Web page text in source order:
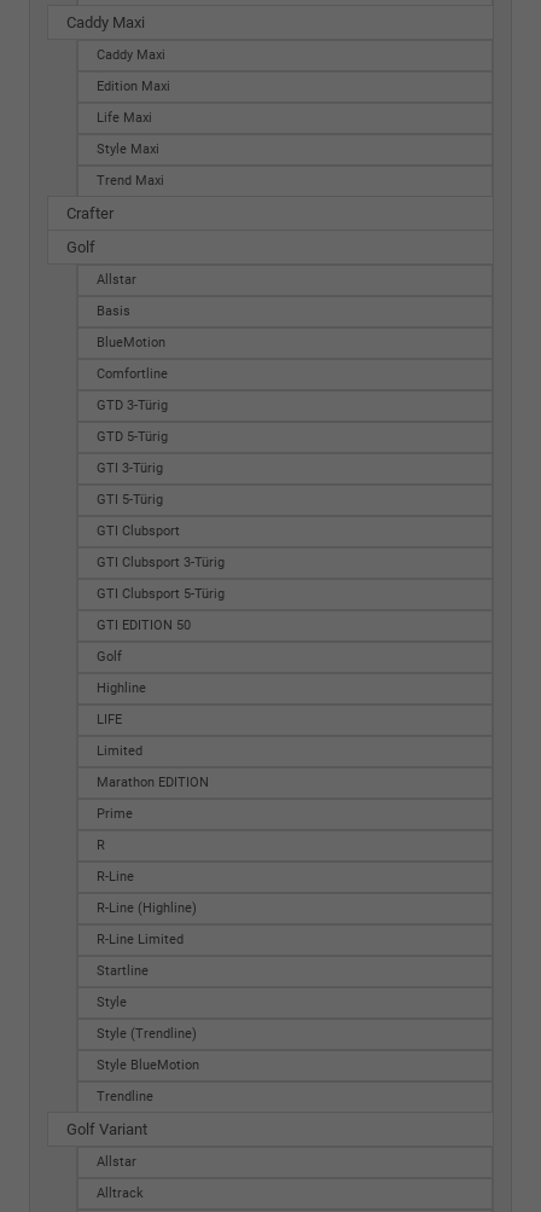
Caddy Maxi
Caddy Maxi
Edition Maxi
Life Maxi
Style Maxi
Trend Maxi
Crafter
Golf
Allstar
Basis
BlueMotion
Comfortline
GTD 3-Türig
GTD 5-Türig
GTI 3-Türig
GTI 5-Türig
GTI Clubsport
GTI Clubsport 3-Türig
GTI Clubsport 5-Türig
GTI EDITION 50
Golf
Highline
LIFE
Limited
Marathon EDITION
Prime
R
R-Line
R-Line (Highline)
R-Line Limited
Startline
Style
Style (Trendline)
Style BlueMotion
Trendline
Golf Variant
Allstar
Alltrack